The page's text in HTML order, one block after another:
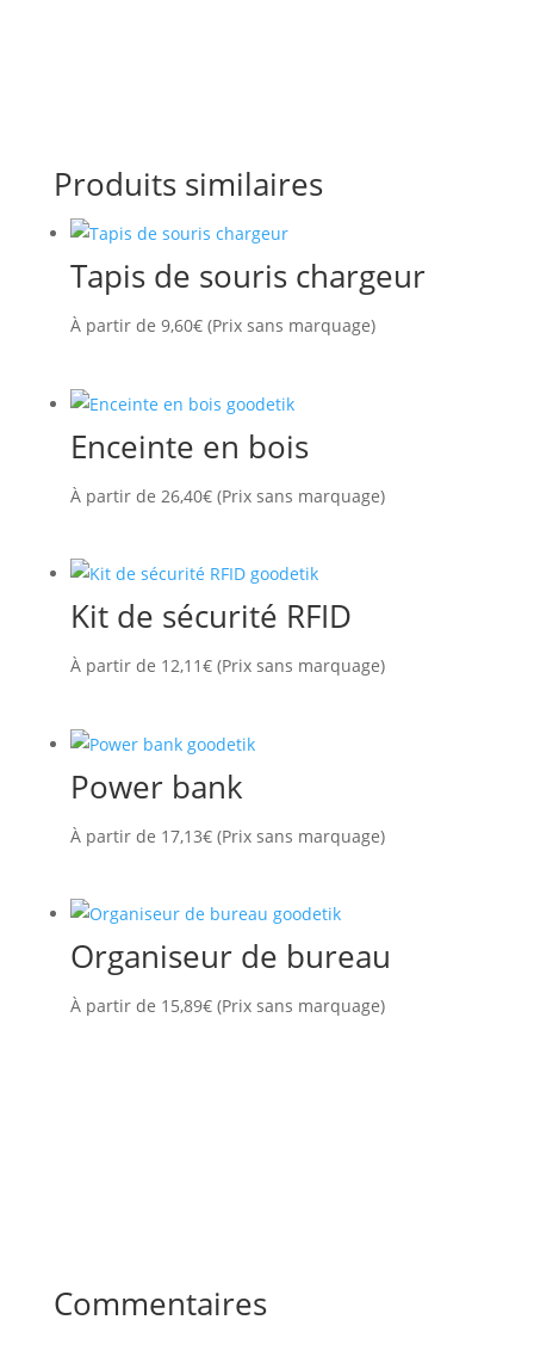
Produits similaires
Tapis de souris chargeur
À partir de 9,60€(Prix sans marquage)
Enceinte en bois
À partir de 26,40€(Prix sans marquage)
Kit de sécurité RFID
À partir de 12,11€(Prix sans marquage)
Power bank
À partir de 17,13€(Prix sans marquage)
Organiseur de bureau
À partir de 15,89€(Prix sans marquage)
Commentaires